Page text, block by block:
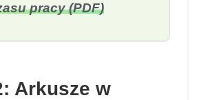
pracy (PDF)
Arkusze w